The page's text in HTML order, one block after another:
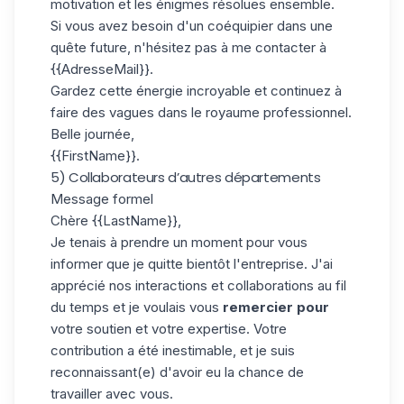
motivation et les énigmes résolues ensemble.
Si vous avez besoin d'un coéquipier dans une
quête future, n'hésitez pas à me contacter à
{{AdresseMail}}.
Gardez cette énergie incroyable et continuez à
faire des vagues dans le royaume professionnel.
Belle journée,
{{FirstName}}.
5) Collaborateurs d’autres départements
Message formel
Chère {{LastName}},
Je tenais à prendre un moment pour vous
informer que je quitte bientôt l'entreprise. J'ai
apprécié nos interactions et collaborations au fil
du temps et je voulais vous remercier pour
votre soutien et votre expertise. Votre
contribution a été inestimable, et je suis
reconnaissant(e) d'avoir eu la chance de
travailler avec vous.